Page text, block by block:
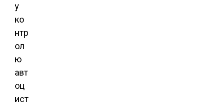
у
ко
нтр
ол
ю
авт
оц
ист